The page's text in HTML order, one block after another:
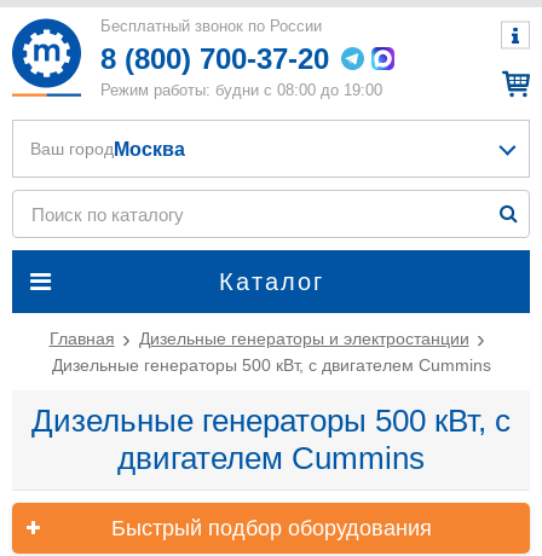
Бесплатный звонок по России
8 (800) 700-37-20
Режим работы: будни с 08:00 до 19:00
Каталог
Ваш город Москва
Главная
Дизельные генераторы и электростанции
Дизельные генераторы 500 кВт, с двигателем Cummins
Дизельные генераторы 500 кВт, с
двигателем Cummins
Быстрый подбор оборудования